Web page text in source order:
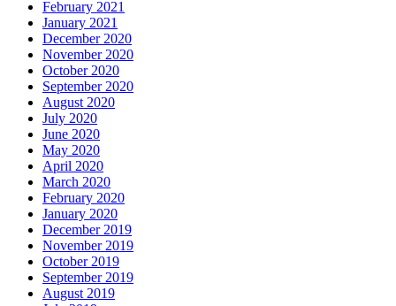
February 2021
January 2021
December 2020
November 2020
October 2020
September 2020
August 2020
July 2020
June 2020
May 2020
April 2020
March 2020
February 2020
January 2020
December 2019
November 2019
October 2019
September 2019
August 2019